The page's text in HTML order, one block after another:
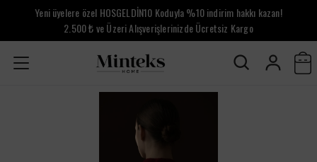
Yeni üyelere özel HOSGELDİN10 Koduyla %10 indirim hakkı kazan!
2.500 ₺ ve Üzeri Alışverişlerinizde Ücretsiz Kargo